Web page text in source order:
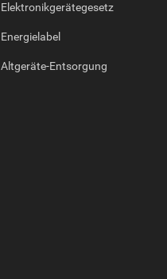
Elektronikgerätegesetz
Energielabel
Altgeräte-Entsorgung